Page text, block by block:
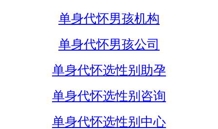
单身代怀男孩机构
单身代怀男孩公司
单身代怀选性别助孕
单身代怀选性别咨询
单身代怀选性别中心